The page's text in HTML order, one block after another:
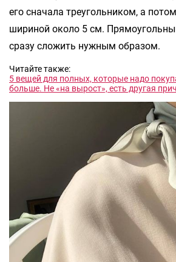
его сначала треугольником, а
шириной около 5 см.
сразу сложить нужным образом.
Читайте также:
5 вещей для полных, которые надо
больше. Не «на вырост», есть другая